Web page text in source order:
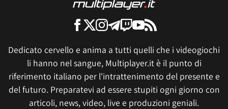
Dedicato cervello e anima a tutti quelli che i videogiochi
li hanno nel sangue, Multiplayer.it è il punto di
riferimento italiano per l'intrattenimento del presente e
del futuro. Preparatevi ad essere stupiti ogni giorno con
articoli, news, video, live e produzioni geniali.